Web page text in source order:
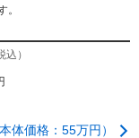
。
）
体価格：55万円）